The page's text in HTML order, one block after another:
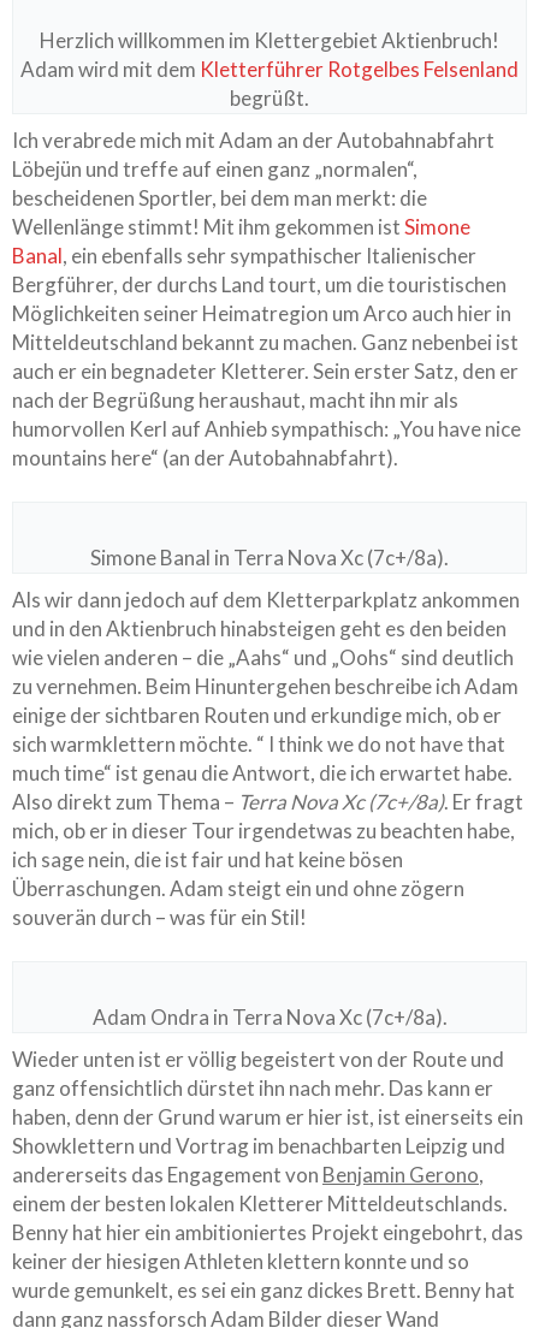
Herzlich willkommen im Klettergebiet Aktienbruch!
Adam wird mit dem Kletterführer Rotgelbes Felsenland
begrüßt.
Ich verabrede mich mit Adam an der Autobahnabfahrt
Löbejün und treffe auf einen ganz „normalen“,
bescheidenen Sportler, bei dem man merkt: die
Wellenlänge stimmt! Mit ihm gekommen istSimone
Banal, ein ebenfalls sehr sympathischer Italienischer
Bergführer, der durchs Land tourt, um die touristischen
Möglichkeiten seiner Heimatregion um Arco auch hier in
Mitteldeutschland bekannt zu machen. Ganz nebenbei ist
auch er ein begnadeter Kletterer. Sein erster Satz, den er
nach der Begrüßung heraushaut, macht ihn mir als
humorvollen Kerl auf Anhieb sympathisch: „You have nice
mountains here“ (an der Autobahnabfahrt).
Simone Banal in Terra Nova Xc (7c+/8a).
Als wir dann jedoch auf dem Kletterparkplatz ankommen
und in den Aktienbruch hinabsteigen geht es den beiden
wie vielen anderen – die „Aahs“ und „Oohs“ sind deutlich
zu vernehmen. Beim Hinuntergehen beschreibe ich Adam
einige der sichtbaren Routen und erkundige mich, ob er
sich warmklettern möchte. “ I think we do not have that
much time“ ist genau die Antwort, die ich erwartet habe.
Also direkt zum Thema – Terra Nova Xc (7c+/8a). Er fragt
mich, ob er in dieser Tour irgendetwas zu beachten habe,
ich sage nein, die ist fair und hat keine bösen
Überraschungen. Adam steigt ein und ohne zögern
souverän durch – was für ein Stil!
Adam Ondra in Terra Nova Xc (7c+/8a).
Wieder unten ist er völlig begeistert von der Route und
ganz offensichtlich dürstet ihn nach mehr. Das kann er
haben, denn der Grund warum er hier ist, ist einerseits ein
Showklettern und Vortrag im benachbarten Leipzig und
andererseits das Engagement von Benjamin Gerono,
einem der besten lokalen Kletterer Mitteldeutschlands.
Benny hat hier ein ambitioniertes Projekt eingebohrt, das
keiner der hiesigen Athleten klettern konnte und so
wurde gemunkelt, es sei ein ganz dickes Brett. Benny hat
dann ganz nassforsch Adam Bilder dieser Wand